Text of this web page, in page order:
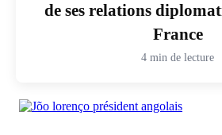
de ses relations
France
4 min de lecture